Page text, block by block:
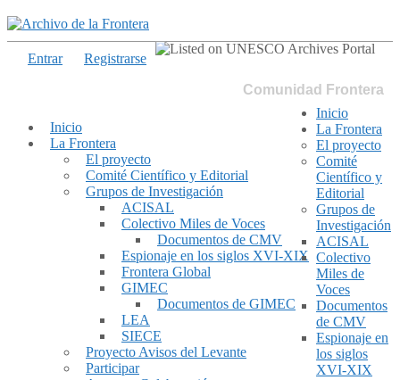
Comunidad Frontera
Inicio
La Frontera
El proyecto
Comité Científico y Editorial
Grupos de Investigación
ACISAL
Colectivo Miles de Voces
Documentos de CMV
Espionaje en los siglos XVI-XIX
Frontera Global
GIMEC
Documentos de GIMEC
LEA
SIECE
Proyecto Avisos del Levante
Participar
Entrar Registrarse
Inicio
La Frontera
El proyecto
Comité
Científico y
Editorial
Grupos de
Investigación
ACISAL
Colectivo
Miles de
Voces
Documentos
de CMV
Espionaje en
los siglos
XVI-XIX